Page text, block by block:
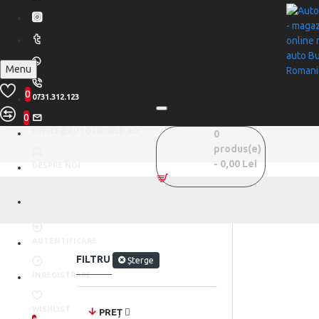
0731.312.123
ÎNREGISTRARE
0
produs(e)
- 0,00 Lei
Menu
0
0
FILTRU Șterge
PREȚ